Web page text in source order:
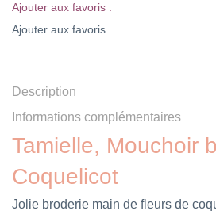
Ajouter aux favoris .
Ajouter aux favoris .
Description
Informations complémentaires
Tamielle, Mouchoir
Coquelicot
Jolie broderie main de fleurs de